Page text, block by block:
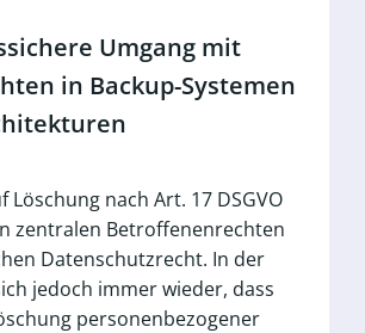
Umgang mit
in Backup-Systemen
Löschung nach Art. 17 DSGVO
zentralen Betroffenenrechten
Datenschutzrecht. In der
jedoch immer wieder, dass
personenbezogener